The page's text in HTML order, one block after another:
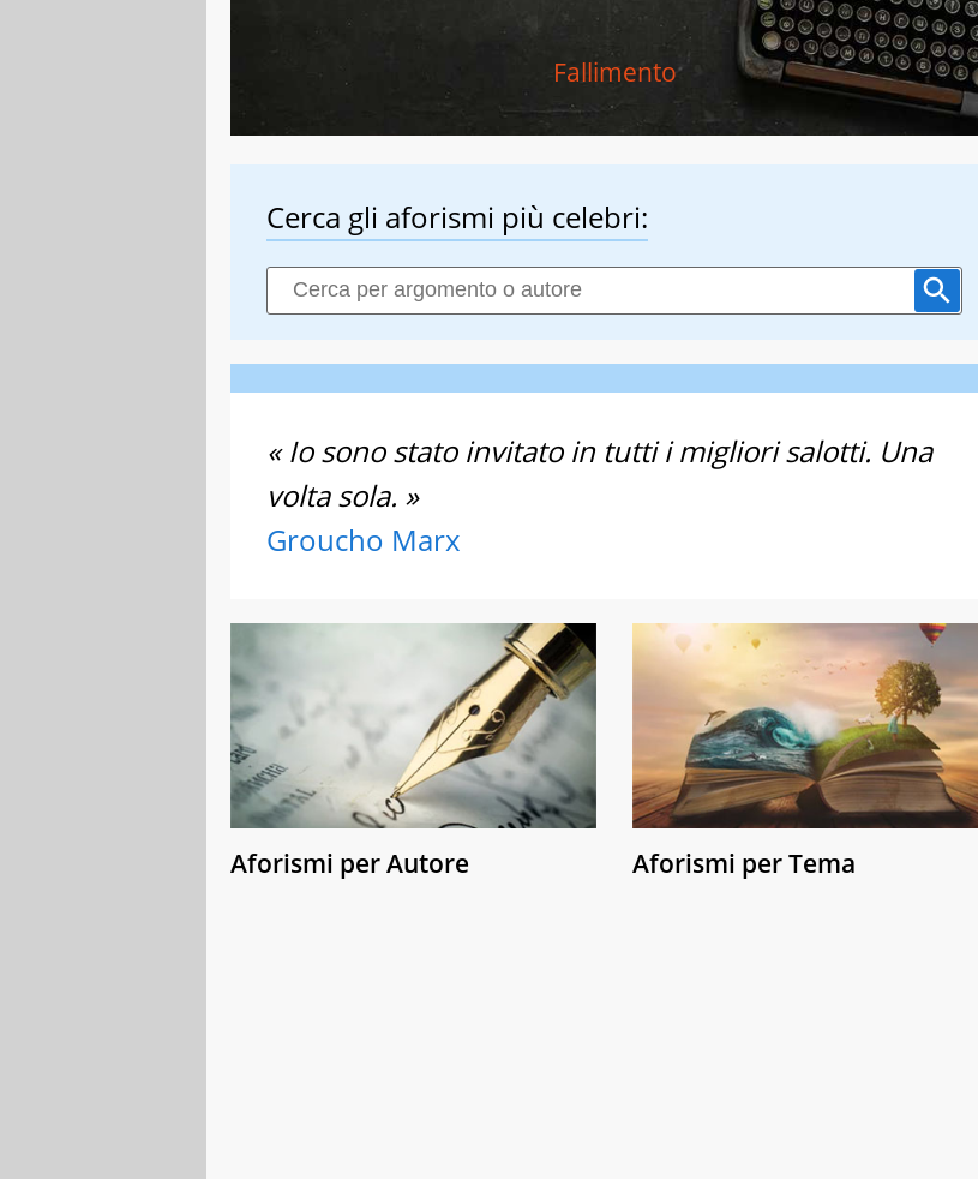
Fallimento
Cerca gli aforismi più celebri:
« Io sono stato invitato in tutti i migliori salotti. Una
volta sola. »
Groucho Marx
Aforismi per Autore Aforismi per Tema